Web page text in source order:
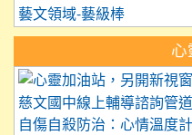
藝文領域-藝級棒
心
慈文國中線上輔導諮詢管道
自傷自殺防治：心情溫度